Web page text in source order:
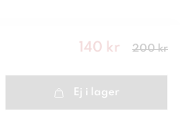
Nuvarande
krTidigare
pris
140 kr 200 kr
Ej i lager